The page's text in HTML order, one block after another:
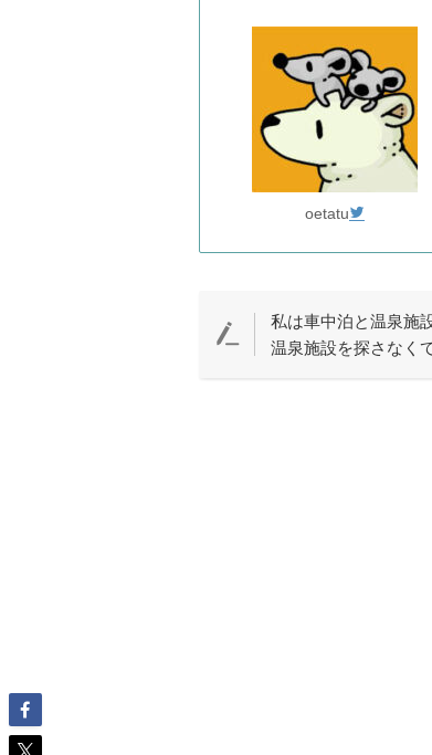
oetatu
私は車中泊と温泉施
温泉施設を探さなく